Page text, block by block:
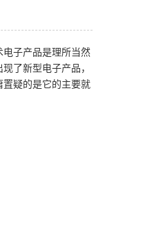
子产品是理所当然
了新型电子产品，
置疑的是它的主要就